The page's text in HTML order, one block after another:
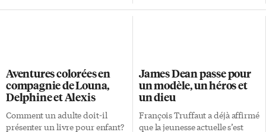
historique a l’aspect, l’odeur et
la texture des vieux pays, des
îles britanniques en particulier.
Des bars et restaurants
intéressants complètent le
fascinante. Par curiosité, je suis
allé fouiller dans quelques
dictionnaires et quelques
ouvrages de référence pour
apprendre certaines choses et
Aventures colorées en
compagnie de Louna,
Delphine et Alexis
Comment un adulte doit-il
présenter un livre pour enfant?
James Dean passe pour
un modèle, un héros et
un dieu
François Truffaut a déjà affirmé
que la jeunesse actuelle s’est